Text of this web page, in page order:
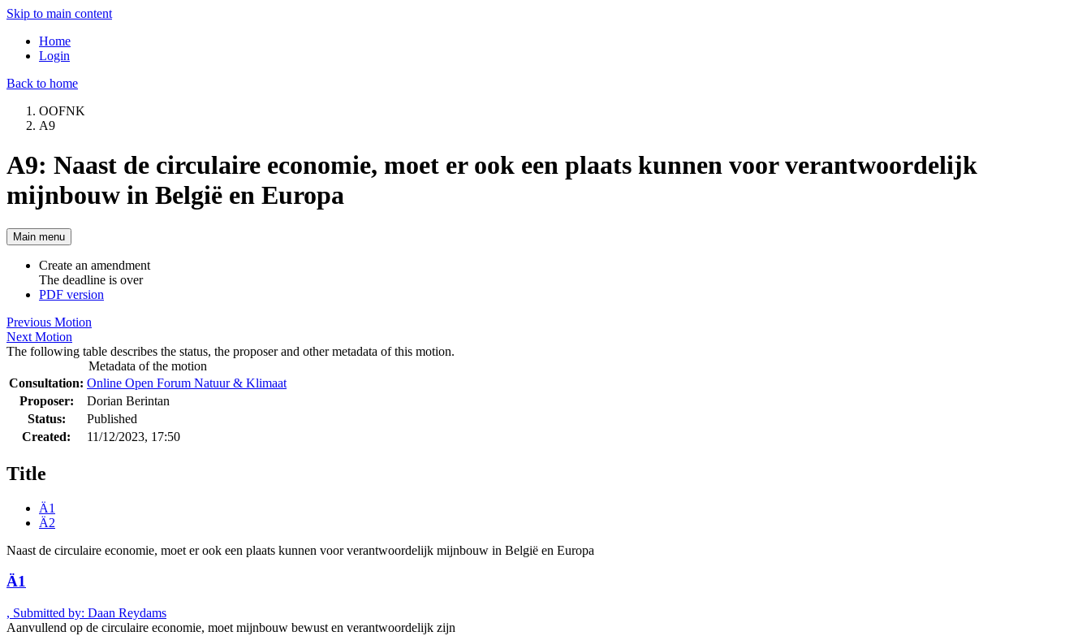
Skip to main content
Home
Login
Back to home
OOFNK
A9
A9: Naast de circulaire economie, moet er ook een plaats kunnen voor verantwoordelijk
mijnbouw in België en Europa
Main menu
Create an amendment
The deadline is over
PDF version
Previous Motion
Next Motion
The following table describes the status, the proposer and other metadata of this motion.
Metadata of the motion
Consultation: Online Open Forum Natuur & Klimaat
Proposer:
Dorian Berintan
Status:
Published
Created:
11/12/2023, 17:50
Title
Ä1
Ä2
Naast de circulaire economie, moet er ook een plaats kunnen voor verantwoordelijk mijnbouw in België en Europa
Ä1
, Submitted by: Daan Reydams
Aanvullend op de circulaire economie, moet mijnbouw bewust en verantwoordelijk zijn